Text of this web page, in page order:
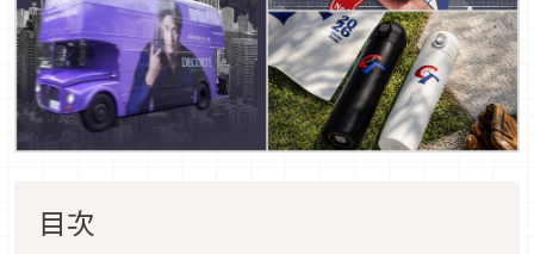
目次